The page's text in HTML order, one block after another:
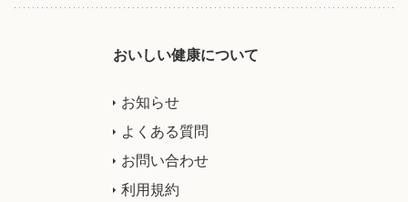
おいしい健康について
お知らせ
よくある質問
お問い合わせ
利用規約